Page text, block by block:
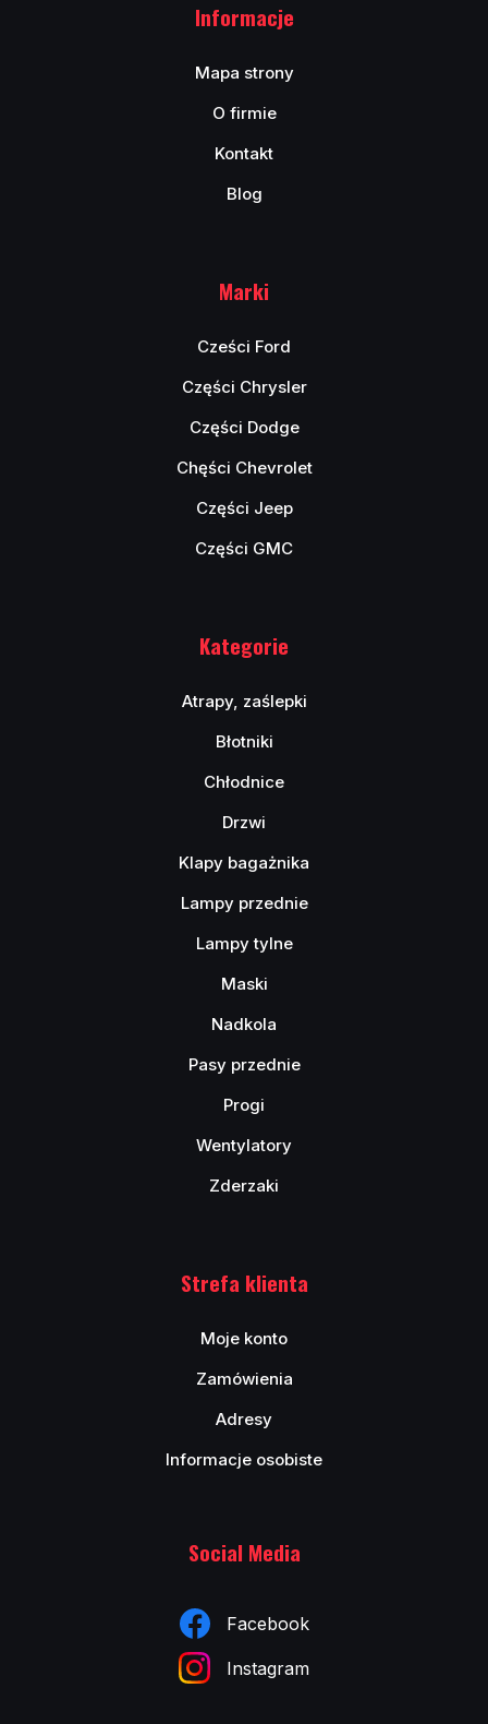
Informacje
Mapa strony
O firmie
Kontakt
Blog
Marki
Cześci Ford
Części Chrysler
Części Dodge
Chęści Chevrolet
Części Jeep
Części GMC
Kategorie
Atrapy, zaślepki
Błotniki
Chłodnice
Drzwi
Klapy bagażnika
Lampy przednie
Lampy tylne
Maski
Nadkola
Pasy przednie
Progi
Wentylatory
Zderzaki
Strefa klienta
Moje konto
Zamówienia
Adresy
Informacje osobiste
Social Media
Facebook
Instagram